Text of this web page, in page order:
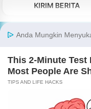
KIRIM BERITA